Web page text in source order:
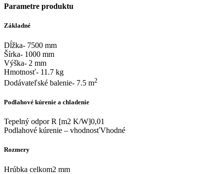
Parametre produktu
Základné
Dĺžka- 7500 mm
Šírka- 1000 mm
Výška- 2 mm
Hmotnosť- 11.7 kg
Dodávateľské balenie- 7.5 m2
Podlahové kúrenie a chladenie
Tepelný odpor R [m2 K/W]0,01
Podlahové kúrenie – vhodnosťVhodné
Rozmery
Hrúbka celkom2 mm